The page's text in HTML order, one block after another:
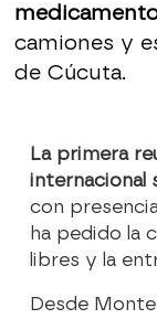
camiones y
de Cúcuta.
La primera
internacional
con
ha pedido la
libres y la
Desde